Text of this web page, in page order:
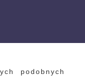
podobnych